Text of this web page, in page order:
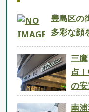
豊島区の
多彩な顔
三
点
の
南